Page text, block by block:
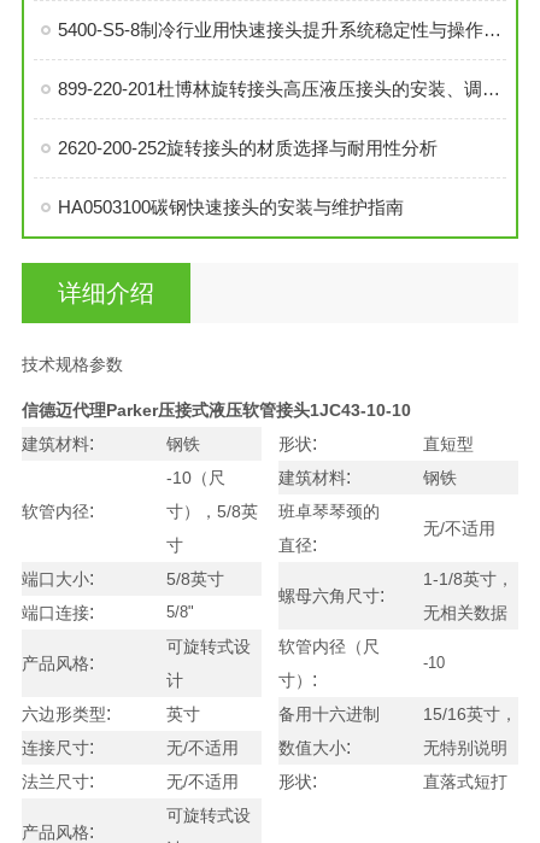
5400-S5-8制冷行业用快速接头提升系统稳定性与操作便捷性
899-220-201杜博林旋转接头高压液压接头的安装、调试与维护技巧
2620-200-252旋转接头的材质选择与耐用性分析
HA0503100碳钢快速接头的安装与维护指南
详细介绍
技术规格参数
信德迈代理Parker压接式液压软管接头1JC43-10-10
建筑材料: 钢铁
软管内径:
-10（尺
寸），5/8英
寸
端口大小:
5/8英寸
端口连接: 5/8"
产品风格:
可旋转式设
计
六边形类型:
英寸
连接尺寸:
无/不适用
法兰尺寸: 无/不适用
产品风格:
可旋转式设
形状:
直短型
建筑材料:
钢铁
班卓琴琴颈的
直径:
无/不适用
螺母六角尺寸:
1-1/8英寸，
无相关数据
软管内径（尺
寸） :
-10
备用十六进制
数值大小:
15/16英寸，
无特别说明
形状: 直落式短打